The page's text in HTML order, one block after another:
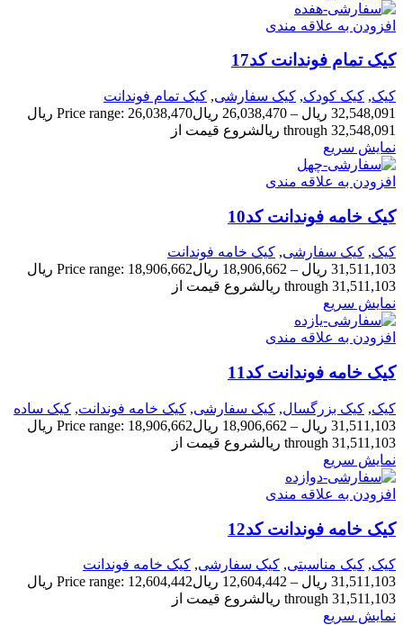
افزودن به علاقه مندی
کیک تمام فوندانت کد17
کیک, کیک کودک, کیک سفارشی, کیک تمام فوندانت
32,548,091 ریال –
26,038,470 ریال
Price range: 26,038,470 ریال
through 32,548,091 ریال
شروع قیمت از
نمایش سریع
افزودن به علاقه مندی
کیک خامه فوندانت کد10
کیک, کیک سفارشی, کیک خامه فوندانت
31,511,103 ریال –
18,906,662 ریال
Price range: 18,906,662 ریال
through 31,511,103 ریال
شروع قیمت از
نمایش سریع
افزودن به علاقه مندی
کیک خامه فوندانت کد11
کیک, کیک بزرگسال, کیک سفارشی, کیک خامه فوندانت, کیک ساده
31,511,103 ریال –
18,906,662 ریال
Price range: 18,906,662 ریال
through 31,511,103 ریال
شروع قیمت از
نمایش سریع
افزودن به علاقه مندی
کیک خامه فوندانت کد12
کیک, کیک مناسبتی, کیک سفارشی, کیک خامه فوندانت
31,511,103 ریال –
12,604,442 ریال
Price range: 12,604,442 ریال
through 31,511,103 ریال
شروع قیمت از
نمایش سریع